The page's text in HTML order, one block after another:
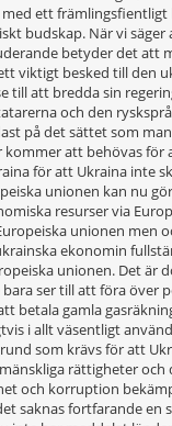
ett
budskap. När vi säger
betyder det att
viktigt besked till den
till att bredda sin
och den
på det sättet som
att behövas för
för att Ukraina inte
unionen kan nu
resurser via
unionen men
ekonomin
unionen. Det är
ser till att föra över
betala gamla
i allt väsentligt
som krävs för att
rättigheter och
och korruption
saknas fortfarande en